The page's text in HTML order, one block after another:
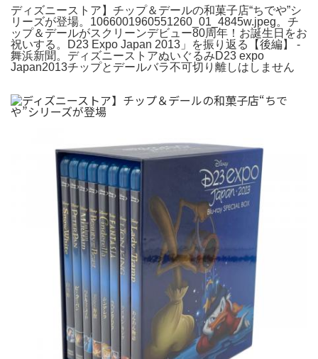
ディズニーストア】チップ＆デールの和菓子店“ちでや”シ
リーズが登場。1066001960551260_01_4845w.jpeg。チ
ップ＆デールがスクリーンデビュー80周年！お誕生日をお
祝いする。D23 Expo Japan 2013」を振り返る【後編】 -
舞浜新聞。ディズニーストアぬいぐるみD23 expo
Japan2013チップとデールバラ不可切り離しはしません